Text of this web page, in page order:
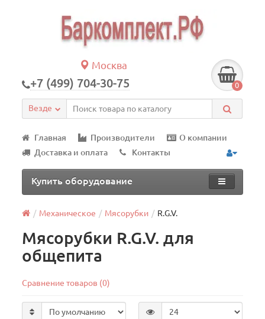
Москва
+7 (499) 704-30-75 0
Везде
Главная Производители
О компании
Доставка и оплата
Контакты
Купить оборудование
Механическое Мясорубки R.G.V.
Мясорубки R.G.V. для
общепита
Сравнение товаров (0)